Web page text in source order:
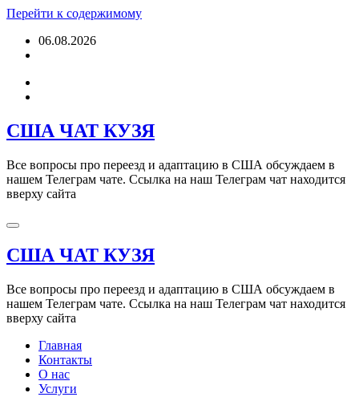
Перейти к содержимому
06.08.2026
США ЧАТ КУЗЯ
Все вопросы про переезд и адаптацию в США обсуждаем в
нашем Телеграм чате. Ссылка на наш Телеграм чат находится
вверху сайта
США ЧАТ КУЗЯ
Все вопросы про переезд и адаптацию в США обсуждаем в
нашем Телеграм чате. Ссылка на наш Телеграм чат находится
вверху сайта
Главная
Контакты
О нас
Услуги